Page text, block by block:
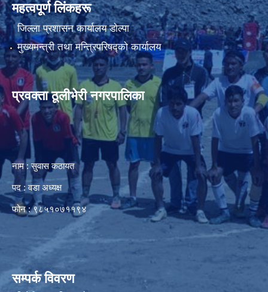
महत्वपूर्ण लिंकहरू
जिल्ला प्रशासन कार्यालय डाेल्पा
मुख्यमन्त्री तथा मन्त्रिपरिषद्को कार्यालय
प्रवक्ता ठूलीभेरी नगरपालिका
नाम : सुवास कठायत
पद : वडा अध्यक्ष
फोन : ९८५१०७११९४
सम्पर्क विवरण